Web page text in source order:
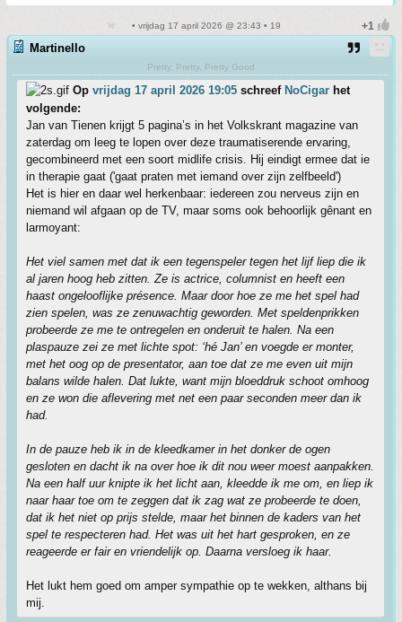
• vrijdag 17 april 2026 @ 23:43 • 19
Martinello
Pretty, Pretty, Pretty Good
Op vrijdag 17 april 2026 19:05 schreef NoCigar het
volgende:
Jan van Tienen krijgt 5 pagina’s in het Volkskrant magazine van
zaterdag om leeg te lopen over deze traumatiserende ervaring,
gecombineerd met een soort midlife crisis. Hij eindigt ermee dat ie
in therapie gaat ('gaat praten met iemand over zijn zelfbeeld')
Het is hier en daar wel herkenbaar: iedereen zou nerveus zijn en
niemand wil afgaan op de TV, maar soms ook behoorlijk gênant en
larmoyant:
Het viel samen met dat ik een tegenspeler tegen het lijf liep die ik
al jaren hoog heb zitten. Ze is actrice, columnist en heeft een
haast ongelooflijke présence. Maar door hoe ze me het spel had
zien spelen, was ze zenuwachtig geworden. Met speldenprikken
probeerde ze me te ontregelen en onderuit te halen. Na een
plaspauze zei ze met lichte spot: ‘hé Jan’ en voegde er monter,
met het oog op de presentator, aan toe dat ze me even uit mijn
balans wilde halen. Dat lukte, want mijn bloeddruk schoot omhoog
en ze won die aflevering met net een paar seconden meer dan ik
had.
In de pauze heb ik in de kleedkamer in het donker de ogen
gesloten en dacht ik na over hoe ik dit nou weer moest aanpakken.
Na een half uur knipte ik het licht aan, kleedde ik me om, en liep ik
naar haar toe om te zeggen dat ik zag wat ze probeerde te doen,
dat ik het niet op prijs stelde, maar het binnen de kaders van het
spel te respecteren had. Het was uit het hart gesproken, en ze
reageerde er fair en vriendelijk op. Daarna versloeg ik haar.
Het lukt hem goed om amper sympathie op te wekken, althans bij
mij.